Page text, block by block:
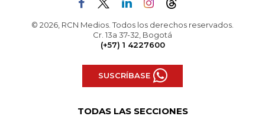
© 2026, RCN Medios. Todos los derechos reservados.
Cr. 13a 37-32, Bogotá
(+57) 1 4227600
SUSCRÍBASE
TODAS LAS SECCIONES